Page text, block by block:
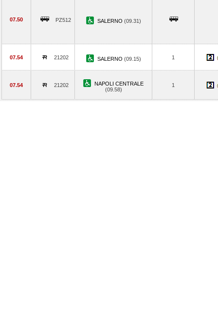
07.50 PZ512 SALERNO (09.31)
07.54 21202 SALERNO (09.15) 1
07.54 21202
NAPOLI CENTRALE
(09.58)
1